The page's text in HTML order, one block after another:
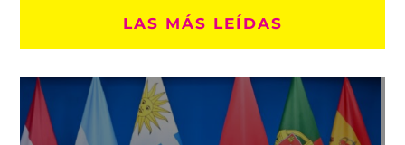
LAS MÁS LEÍDAS